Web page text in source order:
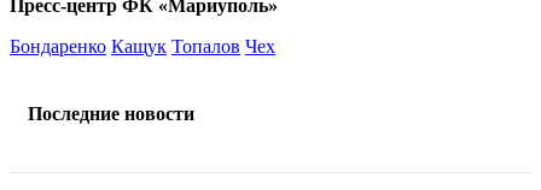
Пресс-центр ФК «Мариуполь»
Бондаренко Кащук Топалов Чех
Последние новости